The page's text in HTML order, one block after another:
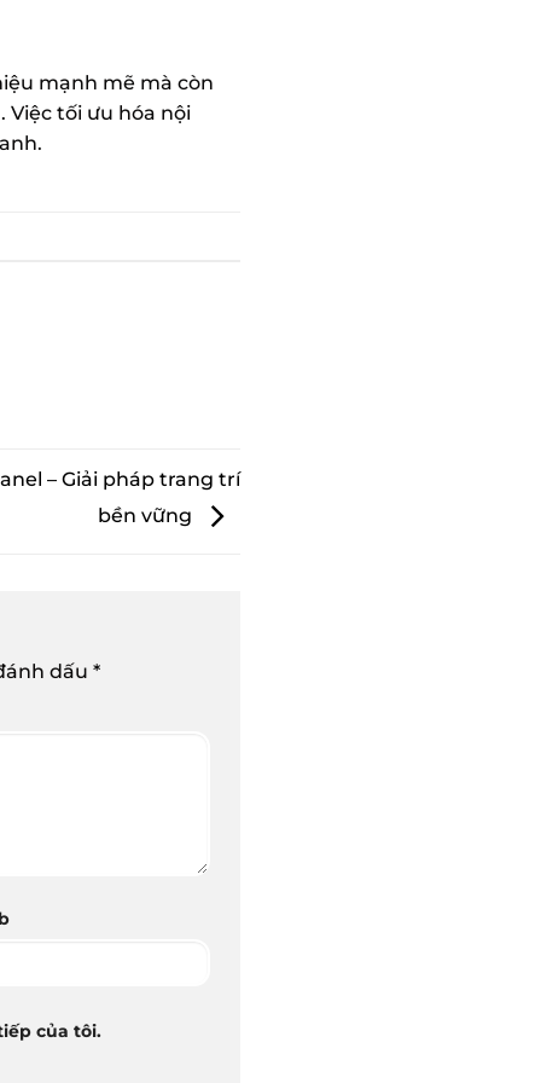
mạnh mẽ mà còn
tối ưu hóa nội
– Giải pháp trang trí
bền vững
dấu *
của tôi.